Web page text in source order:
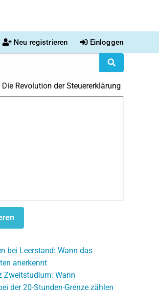
Neu registrieren Einloggen
Revolution der Steuererklärung
bei Leerstand: Wann das
anerkennt
Zweitstudium: Wann
der 20-Stunden-Grenze zählen